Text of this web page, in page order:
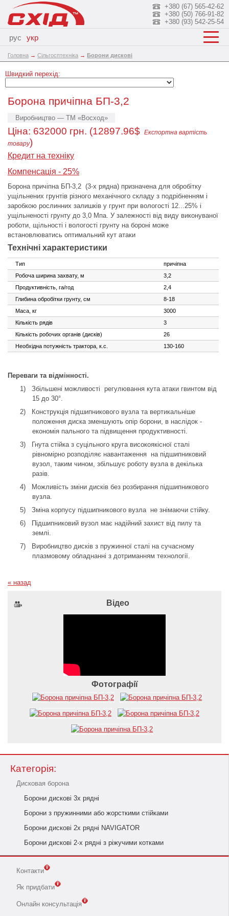
рус укр
+380 (67) 565-42-62
+380 (50) 766-91-82
+380 (93) 542-25-54
Головна → Сільгосптехніка → Борони дискові
Категорія:
Дисковая борона
Борони дискові 3х рядні
Борони з пружинними або жорсткими стійками
Борони дискові 2х рядні NAVIGATOR
Борони дискові 2-х рядні з ріжучими котками
Контакти
Як придбати
Онлайн консультація
Швидкий перехід:
Борона причіпна БП-3,2
Виробництво — ТМ «Восход»
Ціна: 632000 грн. (12897.96$ Експортна вартість
товару)
Кредит на техніку
Компенсація - 25%
Борона причіпна БП-3,2 (3-х рядна) призначена для обробітку
ущільнених грунтів різного механічного складу з подрібненням і
заробкою рослинних залишків у грунт при вологості 12...25% і
ущільненості грунту до 3,0 Мпа. У залежності від виду виконуваної
роботи, щільності і вологості грунту на бороні може
встановлюватись оптимальний кут атаки
Технічні характеристики
Тип
причіпна
Робоча ширина захвату, м
3,2
Продуктивність, га/год
2,4
Глибина обробітки грунту, см
8-18
Маса, кг
3000
Кількість рядів
3
Кількість робочих органів (дисків)
26
Необхідна потужність трактора, к.с.
130-160
Переваги та відмінності.
1)
Збільшені можливості регулювання кута атаки гвинтом від
15 до 30°.
2)
Конструкція підшипникового вузла та вертикальніше
положення диска зменшують опір борони, в наслідок -
економія пального та підвищення продуктивності.
3)
Гнута стійка з суцільного круга високоякісної сталі
рівномірно розподіляє навантаження на підшипниковий
вузол, таким чином, збільшує роботу вузла в декілька
разів.
4)
Можливість зміни дисків без розбирання підшипникового
вузла.
5)
Зміна корпусу підшипникового вузла не знімаючи стійку.
6)
Підшипниковий вузол має надійний захист від пилу та
землі.
7)
Виробництво дисків з пружинної сталі на сучасному
плазмовому обладнанні з дотриманням технології.
« назад
Відео
Фотографії